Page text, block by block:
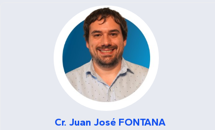
Cr. Juan José FONTANA